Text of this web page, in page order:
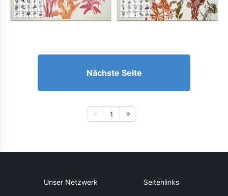
Nächste Seite
1
Unser Netzwerk Seitenlinks